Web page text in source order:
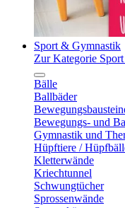
Sport & Gymnastik
Zur Kategorie
Bälle
Ballbäder
Bewegungs- und
Gymnastik und
Hüpftiere /
Kletterwände
Kriechtunnel
Schwungtücher
Sprossenwände